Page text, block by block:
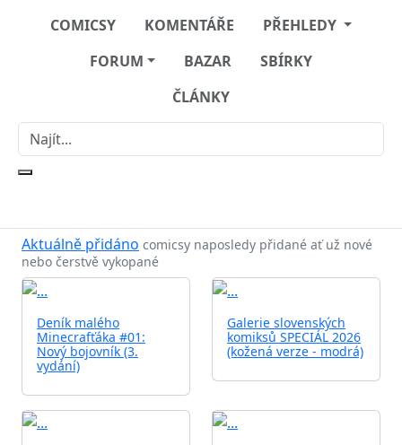
COMICSY KOMENTÁŘE
PŘEHLEDY
FORUM
BAZAR
SBÍRKY
ČLÁNKY
Aktuálně přidáno comicsy naposledy přidané ať už nové
nebo čerstvě vykopané
Deník malého
Minecrafťáka #01:
Nový bojovník (3.
vydání)
Galerie slovenských
komiksů SPECIÁL 2026
(kožená verze - modrá)